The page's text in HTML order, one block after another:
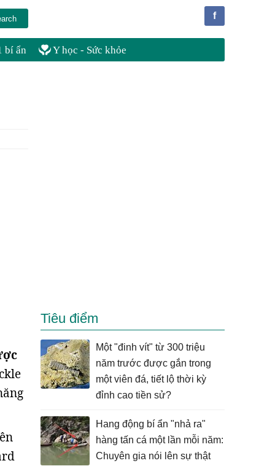
f
bí ẩn Y học - Sức khỏe
Tiêu điểm
Một "đinh vít" từ 300 triệu
năm trước được gắn trong
một viên đá, tiết lộ thời kỳ
đỉnh cao tiền sử?
Hang động bí ẩn "nhả ra"
hàng tấn cá một lần mỗi năm:
Chuyên gia nói lên sự thật